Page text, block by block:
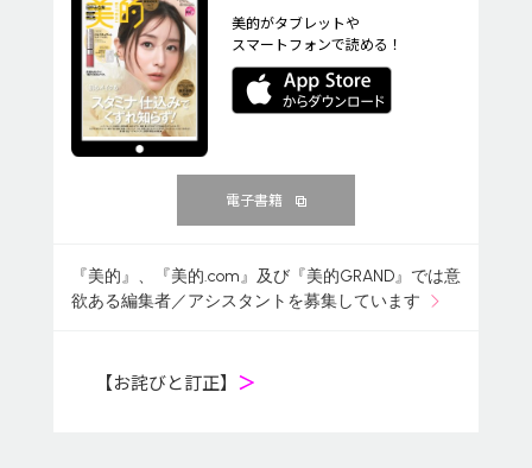
美的がタブレットや
スマートフォンで読める！
電子書籍
『美的』、『美的.com』及び『美的GRAND』では意
欲ある編集者／アシスタントを募集しています
【お詫びと訂正】 ＞